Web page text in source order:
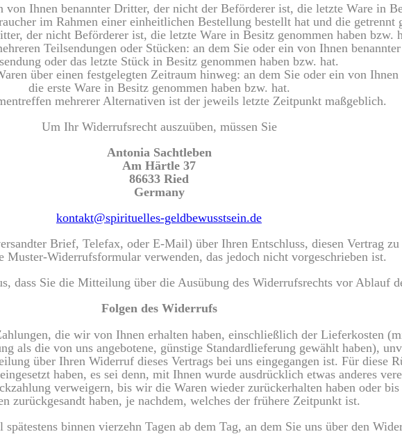
Ihnen benannter Dritter, der nicht der Beförderer ist, die letzte Ware in
im Rahmen einer einheitlichen Bestellung bestellt hat und die
der nicht Beförderer ist, die letzte Ware in Besitz genommen haben bzw.
Teilsendungen oder Stücken: an dem Sie oder ein von Ihnen
oder das letzte Stück in Besitz genommen haben bzw. hat.
über einen festgelegten Zeitraum hinweg: an dem Sie oder ein von
die erste Ware in Besitz genommen haben bzw. hat.
mehrerer Alternativen ist der jeweils letzte Zeitpunkt maßgeblich.
Um Ihr Widerrufsrecht auszuüben, müssen Sie
Antonia Sachtleben
Am Härtle 37
86633 Ried
Germany
kontakt@spirituelles-geldbewusstsein.de
Brief, Telefax, oder E-Mail) über Ihren Entschluss, diesen Vertrag
Muster-Widerrufsformular verwenden, das jedoch nicht vorgeschrieben ist.
dass Sie die Mitteilung über die Ausübung des Widerrufsrechts vor Ablauf
Folgen des Widerrufs
die wir von Ihnen erhalten haben, einschließlich der Lieferkosten
als die von uns angebotene, günstige Standardlieferung gewählt haben),
über Ihren Widerruf dieses Vertrags bei uns eingegangen ist. Für diese
haben, es sei denn, mit Ihnen wurde ausdrücklich etwas anderes
verweigern, bis wir die Waren wieder zurückerhalten haben oder
zurückgesandt haben, je nachdem, welches der frühere Zeitpunkt ist.
binnen vierzehn Tagen ab dem Tag, an dem Sie uns über den